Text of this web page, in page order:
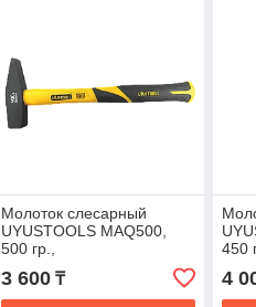
Молоток слесарный
UYUSTOOLS MAQ500,
500 гр.,
3 600₸
450
4